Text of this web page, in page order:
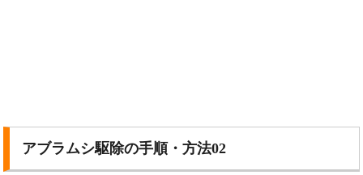
アブラムシ駆除の手順・方法02